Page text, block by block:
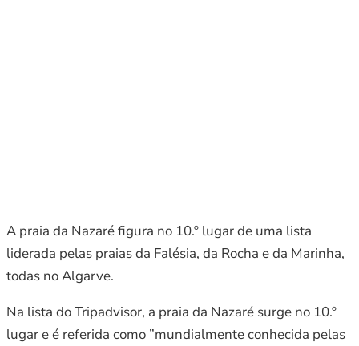
A praia da Nazaré figura no 10.º lugar de uma lista
liderada pelas praias da Falésia, da Rocha e da Marinha,
todas no Algarve.
Na lista do Tripadvisor, a praia da Nazaré surge no 10.º
lugar e é referida como ”mundialmente conhecida pelas